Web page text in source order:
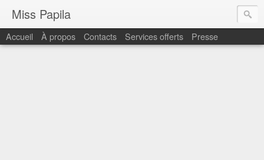
Miss Papila
Accueil À propos Contacts Services offerts Presse